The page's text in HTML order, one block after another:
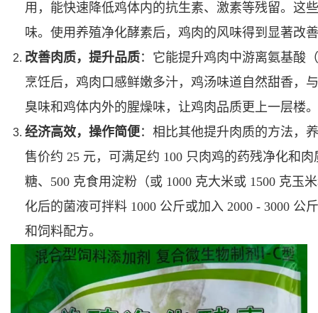
用，能快速降低鸡体内的抗生素、激素等残留。这
味。使用养殖净化酵素后，鸡肉的风味得到显著改
改善肉质，提升品质：它能提升鸡肉中游离氨基酸
烹饪后，鸡肉口感鲜嫩多汁，鸡汤味道自然甜香，
臭味和鸡体内外的腥燥味，让鸡肉品质更上一层楼。
经济高效，操作简便：相比其他提升肉质的方法，
售价约 25 元，可满足约 100 只肉鸡的药残净化和
糖、500 克食用淀粉（或 1000 克大米或 1500 克玉
化后的菌液可拌料 1000 公斤或加入 2000 - 3000
和饲料配方。